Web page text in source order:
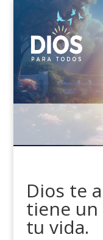
Dios te
tiene un
tu vida.